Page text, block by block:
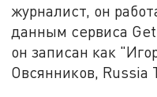
журналист, он
данным сервиса
он записан как
Овсянников, Russia